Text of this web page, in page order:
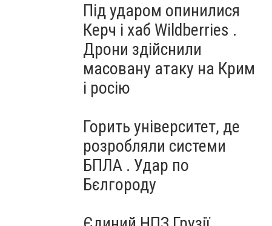
Під ударом опинилися
Керч і хаб Wildberries .
Дрони здійснили
масовану атаку на Крим
і росію
Горить університет, де
розробляли системи
БПЛА . Удар по
Бєлгороду